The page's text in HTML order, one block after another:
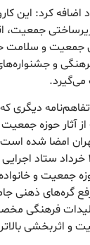
بنیاد ۱۵ خرداد اضافه
جمعیت،
جمعیت و سلامت
و
تفاهم‌نامه دیگری
آثار حوزه
امضا شده
حمایت‌هایی که بنیاد ۱۵
جمعیت و
گره‌های ذهنی
فرهنگی
و اثربخشی